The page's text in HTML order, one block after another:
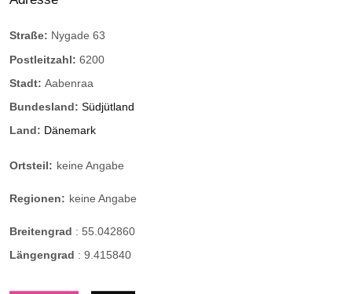
Straße: Nygade 63
Postleitzahl: 6200
Stadt: Aabenraa
Bundesland: Südjütland
Land: Dänemark
Ortsteil: keine Angabe
Regionen: keine Angabe
Breitengrad : 55.042860
Längengrad : 9.415840